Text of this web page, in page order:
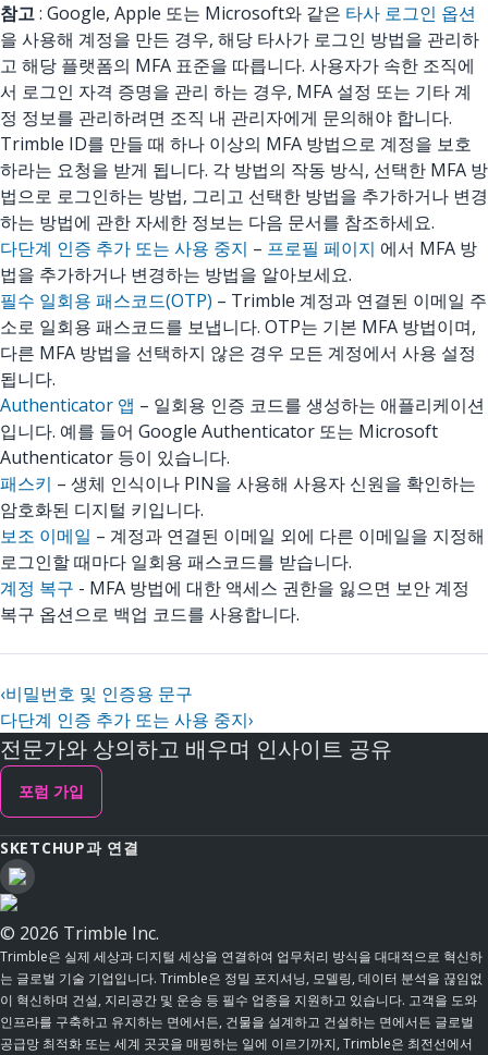
참고: Google, Apple 또는 Microsoft와 같은 타사 로그인 옵션
을 사용해 계정을 만든 경우, 해당 타사가 로그인 방법을 관리하
고 해당 플랫폼의 MFA 표준을 따릅니다. 사용자가 속한 조직에
서 로그인 자격 증명을 관리 하는 경우, MFA 설정 또는 기타 계
정 정보를 관리하려면 조직 내 관리자에게 문의해야 합니다.
Trimble ID를 만들 때 하나 이상의 MFA 방법으로 계정을 보호
하라는 요청을 받게 됩니다. 각 방법의 작동 방식, 선택한 MFA 방
법으로 로그인하는 방법, 그리고 선택한 방법을 추가하거나 변경
하는 방법에 관한 자세한 정보는 다음 문서를 참조하세요.
다단계 인증 추가 또는 사용 중지 – 프로필 페이지 에서 MFA 방
법을 추가하거나 변경하는 방법을 알아보세요.
필수 일회용 패스코드(OTP) – Trimble 계정과 연결된 이메일 주
소로 일회용 패스코드를 보냅니다. OTP는 기본 MFA 방법이며,
다른 MFA 방법을 선택하지 않은 경우 모든 계정에서 사용 설정
됩니다.
Authenticator 앱 – 일회용 인증 코드를 생성하는 애플리케이션
입니다. 예를 들어 Google Authenticator 또는 Microsoft
Authenticator 등이 있습니다.
패스키 – 생체 인식이나 PIN을 사용해 사용자 신원을 확인하는
암호화된 디지털 키입니다.
보조 이메일 – 계정과 연결된 이메일 외에 다른 이메일을 지정해
로그인할 때마다 일회용 패스코드를 받습니다.
계정 복구 - MFA 방법에 대한 액세스 권한을 잃으면 보안 계정
복구 옵션으로 백업 코드를 사용합니다.
‹비밀번호 및 인증용 문구
다단계 인증 추가 또는 사용 중지›
전문가와 상의하고 배우며 인사이트 공유
포럼 가입
SKETCHUP과 연결
© 2026 Trimble Inc.
Trimble은 실제 세상과 디지털 세상을 연결하여 업무처리 방식을 대대적으로 혁신하
는 글로벌 기술 기업입니다. Trimble은 정밀 포지셔닝, 모델링, 데이터 분석을 끊임없
이 혁신하며 건설, 지리공간 및 운송 등 필수 업종을 지원하고 있습니다. 고객을 도와
인프라를 구축하고 유지하는 면에서든, 건물을 설계하고 건설하는 면에서든 글로벌
공급망 최적화 또는 세계 곳곳을 매핑하는 일에 이르기까지, Trimble은 최전선에서